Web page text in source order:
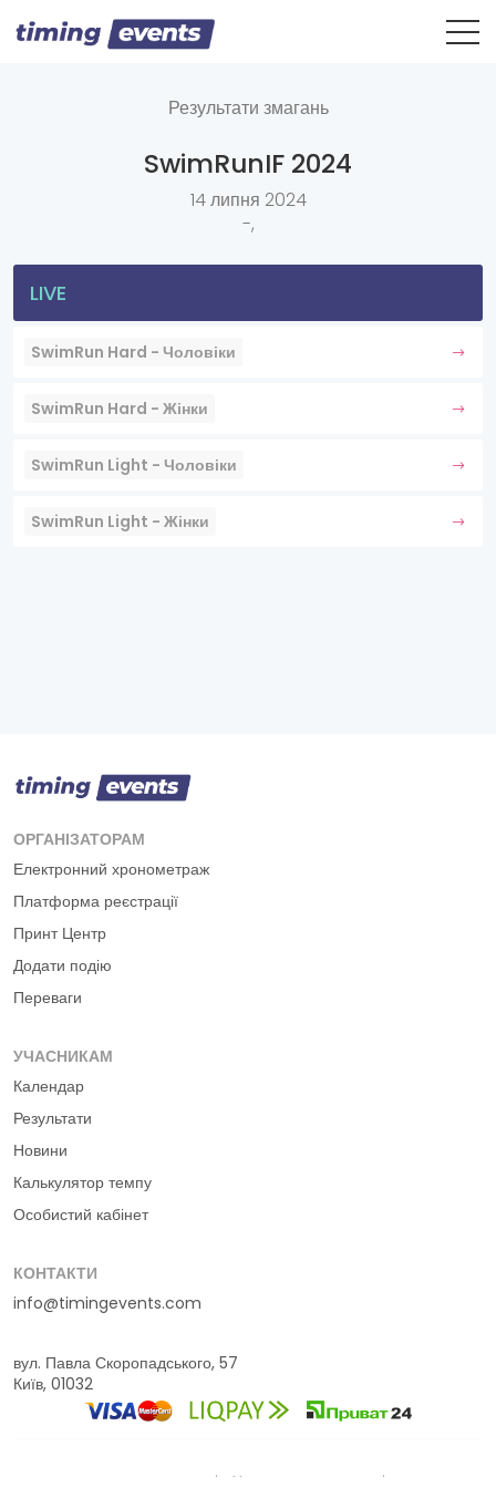
Результати змагань
SwimRunIF 2024
14 липня 2024
-,
LIVE
SwimRun Hard - Чоловіки
SwimRun Hard - Жінки
SwimRun Light - Чоловіки
SwimRun Light - Жінки
ОРГАНІЗАТОРАМ
Електронний хронометраж
Платформа реєстрації
Принт Центр
Додати подію
Переваги
УЧАСНИКАМ
Календар
Результати
Новини
Калькулятор темпу
Особистий кабінет
КОНТАКТИ
info@timingevents.com
вул. Павла Скоропадського, 57
Київ, 01032
Умови використання